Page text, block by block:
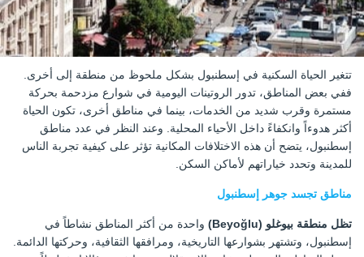
تتغير الحياة السكنية في إسطنبول بشكل ملحوظ من منطقة إلى أخرى.
ففي بعض المناطق، تدور الروتينات اليومية في شوارع مزدحمة بحركة
مستمرة وقرب شديد من الخدمات، بينما في مناطق أخرى، تكون الحياة
أكثر هدوءاً وانكفاءً داخل الأحياء المحلية. وعند النظر في عدد مناطق
إسطنبول، يتضح أن هذه الاختلافات المكانية تؤثر على كيفية تجربة الناس
للمدينة وتحدد خياراتهم لأماكن السكن.
مناطق تجسد جوهر إسطنبول
تظل منطقة بيوغلو (Beyoğlu)
واحدة من أكثر المناطق نشاطاً في
إسطنبول، وتشتهر بشوارعها التاريخية، ومرافقها الثقافية، وحركتها الدائمة.